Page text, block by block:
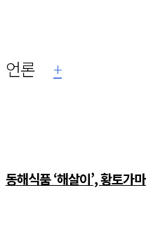
언론 +
동해식품 ‘해살이’, 황토가